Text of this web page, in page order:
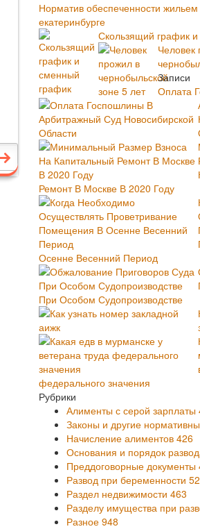
Норматив обеспеченности
екатеринбурге
Скользящий график
Человек
Записи
Оплата
Ремонт В Москве В 2020 Году
Осенне Весенний Период
При Особом Судопроизводстве
федерального значения
Рубрики
Алименты с серой зарплаты
Законы и другие
Начисление алиментов 426
Основания и порядок
Преддоговорные документы
Развод при беременности
Раздел недвижимости 463
Разделу имущества при
Разное 948